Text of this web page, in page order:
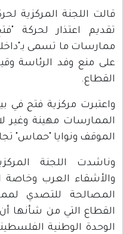
قالت اللجنة المركزية
تقديم اعتذار لحركة
ممارسات ما تسمى
على منع وفد الرئاسة
القطاع.
واعتبرت مركزية فتح في
الممارسات مهينة وغير
الموقف ونوايا "حماس"
وناشدت اللجنة
والأشقاء العرب وخاصة
المصالحة للتصدي
القطاع التي من شأنها
الوحدة الوطنية